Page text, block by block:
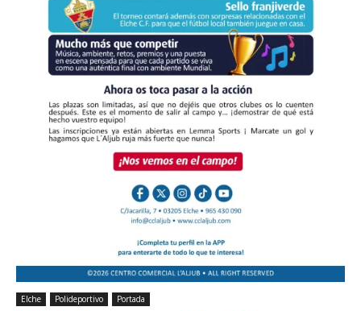
Elche Polideportivo Portada